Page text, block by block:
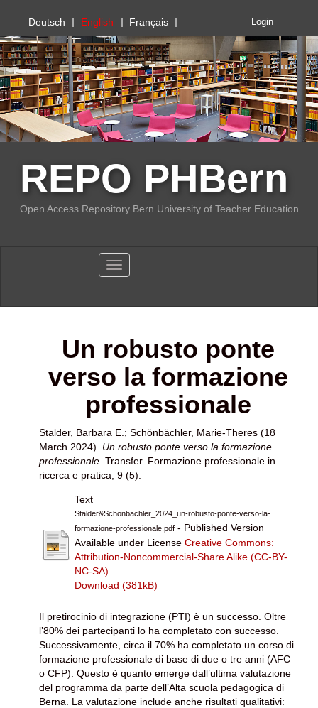
PHBern
Deutsch English Français Login
REPO PHBern
Open Access Repository Bern University of Teacher Education
Toggle navigation
Un robusto ponte
verso la formazione
professionale
Stalder, Barbara E. ; Schönbächler, Marie-Theres (18
March 2024). Un robusto ponte verso la formazione
professionale. Transfer. Formazione professionale in
ricerca e pratica, 9 (5).
Text
Stalder&Schönbächler_2024_un-robusto-ponte-verso-la-
formazione-professionale.pdf - Published Version
Available under License Creative Commons:
Attribution-Noncommercial-Share Alike (CC-BY-
NC-SA)
Download (381kB)
Il pretirocinio di integrazione (PTI) è un successo. Oltre
l’80% dei partecipanti lo ha completato con successo.
Successivamente, circa il 70% ha completato un corso di
formazione professionale di base di due o tre anni (AFC
o CFP). Questo è quanto emerge dall’ultima valutazione
del programma da parte dell’Alta scuola pedagogica di
Berna. La valutazione include anche risultati qualitativi: